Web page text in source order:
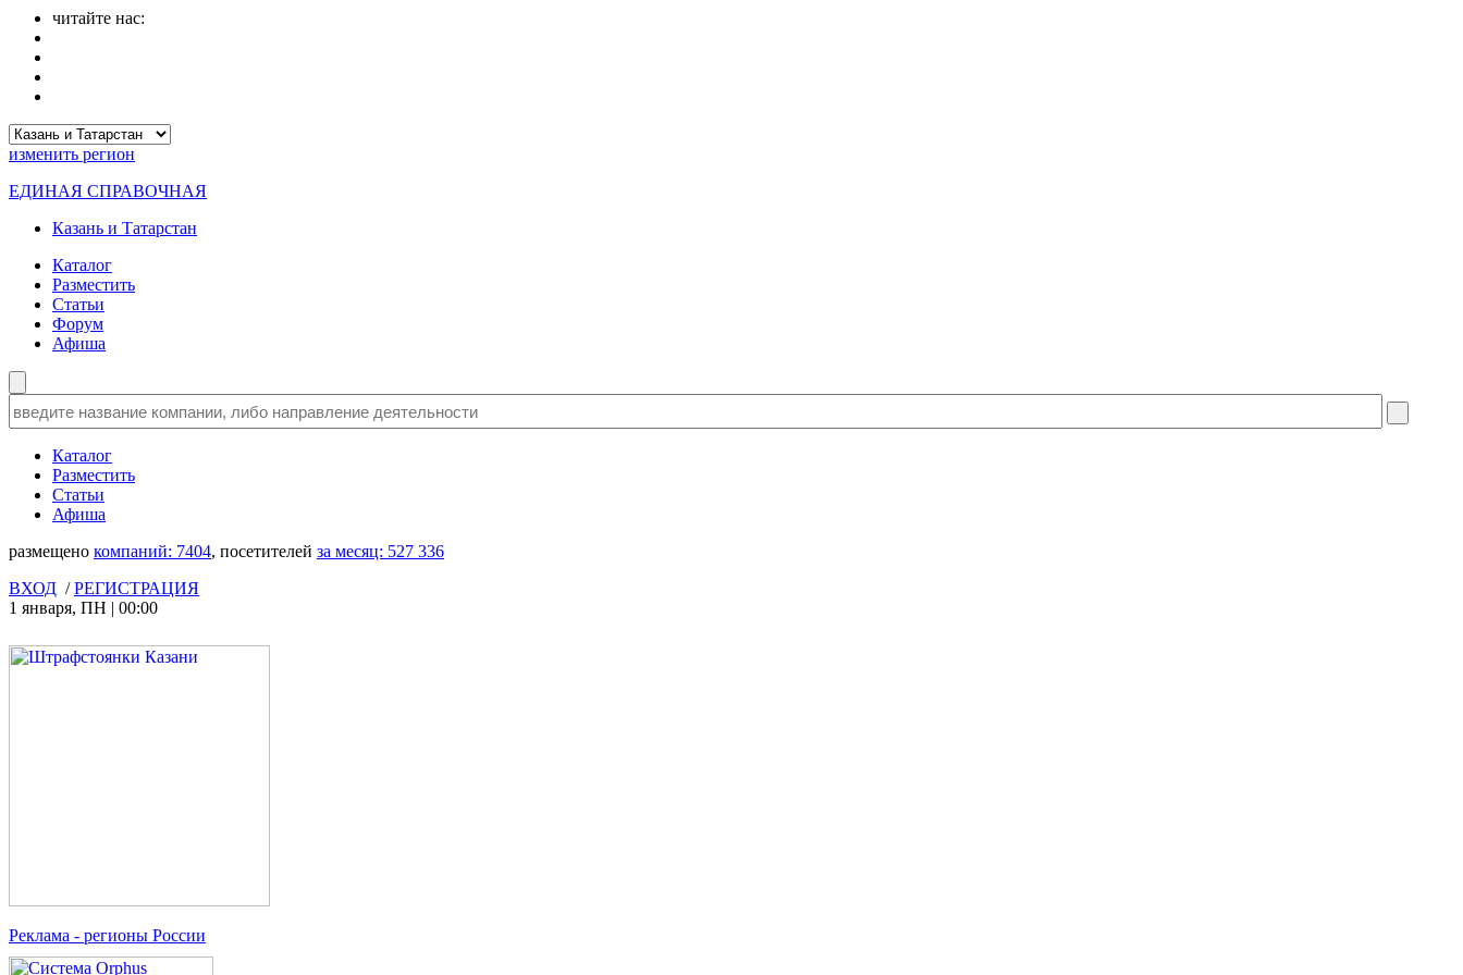
читайте нас:
изменить регион
ЕДИНАЯ СПРАВОЧНАЯ
Казань и Татарстан
Каталог
Разместить
Статьи
Форум
Афиша
Каталог
Разместить
Статьи
Афиша
размещено компаний: 7404, посетителей за месяц: 527 336
ВХОД /РЕГИСТРАЦИЯ
1 января, ПН | 00:00
Реклама - регионы России